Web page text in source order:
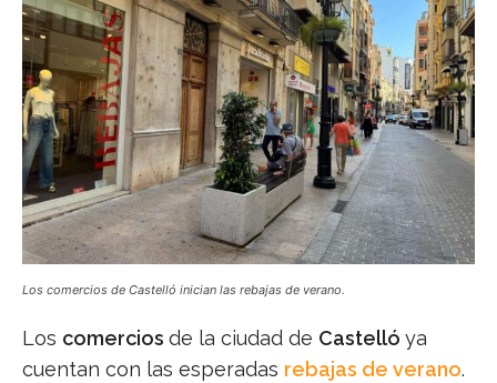
Los comercios de Castelló inician las rebajas de verano.
Los comercios de la ciudad de Castelló ya
cuentan con las esperadas rebajas de verano.